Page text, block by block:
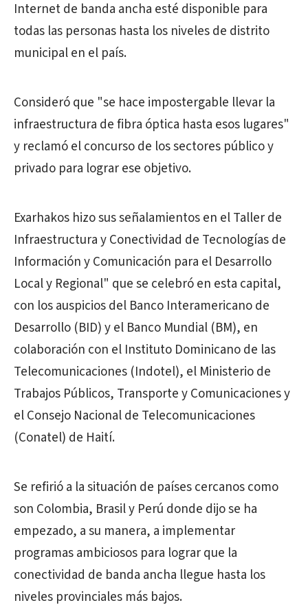
Internet de banda ancha esté disponible para
todas las personas hasta los niveles de distrito
municipal en el país.
Consideró que "se hace impostergable llevar la
infraestructura de fibra óptica hasta esos lugares"
y reclamó el concurso de los sectores público y
privado para lograr ese objetivo.
Exarhakos hizo sus señalamientos en el Taller de
Infraestructura y Conectividad de Tecnologías de
Información y Comunicación para el Desarrollo
Local y Regional" que se celebró en esta capital,
con los auspicios del Banco Interamericano de
Desarrollo (BID) y el Banco Mundial (BM), en
colaboración con el Instituto Dominicano de las
Telecomunicaciones (Indotel), el Ministerio de
Trabajos Públicos, Transporte y Comunicaciones y
el Consejo Nacional de Telecomunicaciones
(Conatel) de Haití.
Se refirió a la situación de países cercanos como
son Colombia, Brasil y Perú donde dijo se ha
empezado, a su manera, a implementar
programas ambiciosos para lograr que la
conectividad de banda ancha llegue hasta los
niveles provinciales más bajos.